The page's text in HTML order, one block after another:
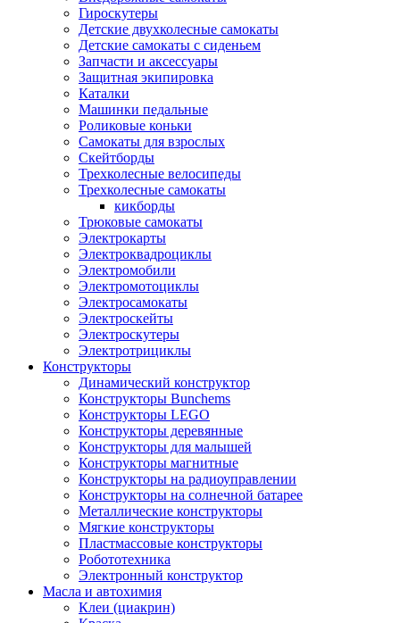
Гироскутеры
Детские двухколесные самокаты
Детские самокаты с сиденьем
Запчасти и аксессуары
Защитная экипировка
Каталки
Машинки педальные
Роликовые коньки
Самокаты для взрослых
Скейтборды
Трехколесные велосипеды
Трехколесные самокаты
кикборды
Трюковые самокаты
Электрокарты
Электроквадроциклы
Электромобили
Электромотоциклы
Электросамокаты
Электроскейты
Электроскутеры
Электротрициклы
Конструкторы
Динамический конструктор
Конструкторы Bunchems
Конструкторы LEGO
Конструкторы деревянные
Конструкторы для малышей
Конструкторы магнитные
Конструкторы на радиоуправлении
Конструкторы на солнечной батарее
Металлические конструкторы
Мягкие конструкторы
Пластмассовые конструкторы
Робототехника
Электронный конструктор
Масла и автохимия
Клеи (циакрин)